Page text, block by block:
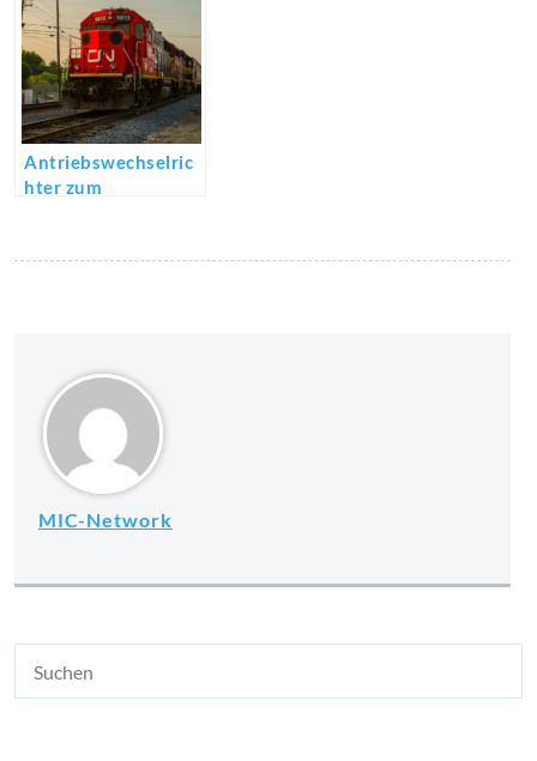
Antriebswechselric
hter zum
MIC-Network